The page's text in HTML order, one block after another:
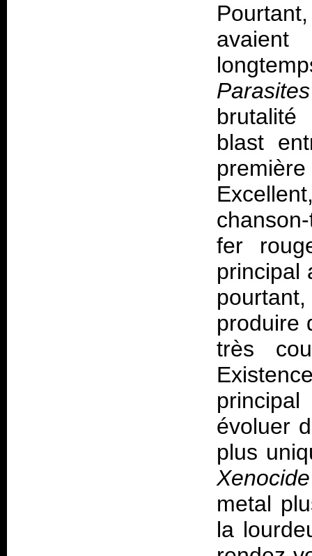
Parasites
blast
fer
principal
produire
très
évoluer
plus
Xenocide
metal
la